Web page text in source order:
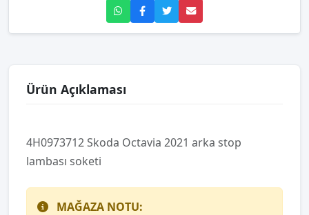
Ürün Açıklaması
4H0973712 Skoda Octavia 2021 arka stop
lambası soketi
MAĞAZA NOTU: